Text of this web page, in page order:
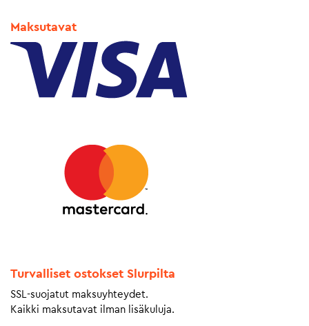
Maksutavat
Turvalliset ostokset Slurpilta
SSL-suojatut maksuyhteydet.
Kaikki maksutavat ilman lisäkuluja.